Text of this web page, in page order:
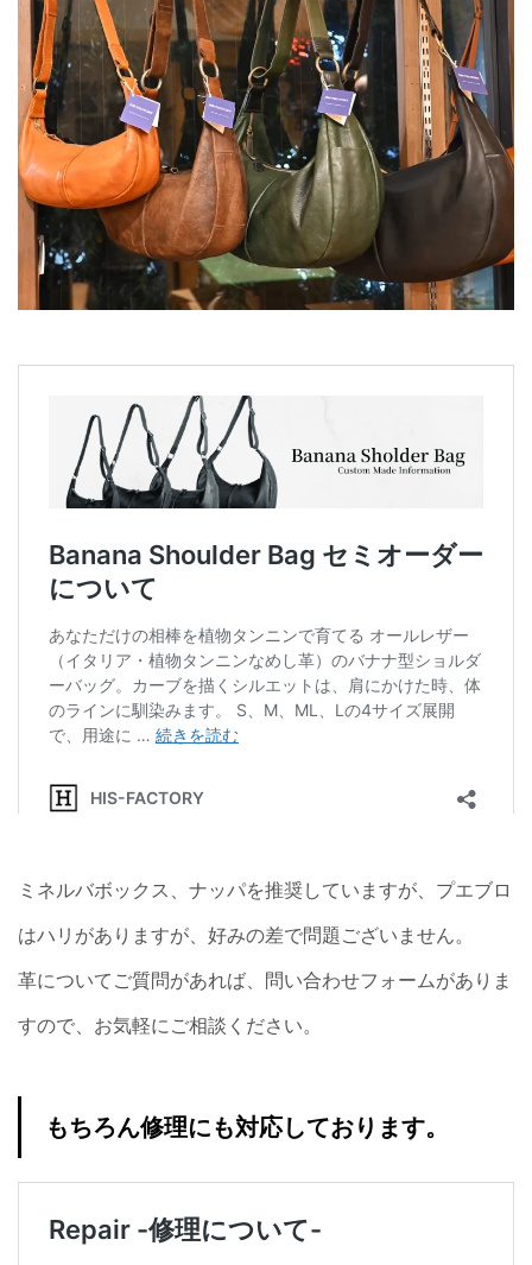
ミネルバボックス、ナッパを推奨していますが、プエブロ
はハリがありますが、好みの差で問題ございません。
革についてご質問があれば、問い合わせフォームがありま
すので、お気軽にご相談ください。
もちろん修理にも対応しております。